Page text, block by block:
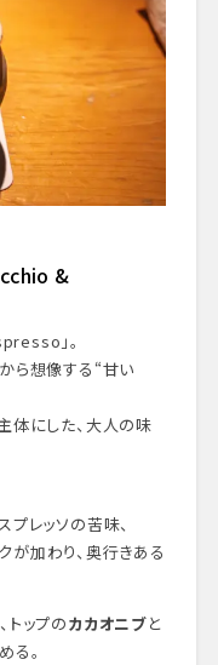
&
」。
ら想像する“甘い
体にした、大人の味
プレッソの苦味、
加わり、奥行きある
トップのカカオニブと
る。